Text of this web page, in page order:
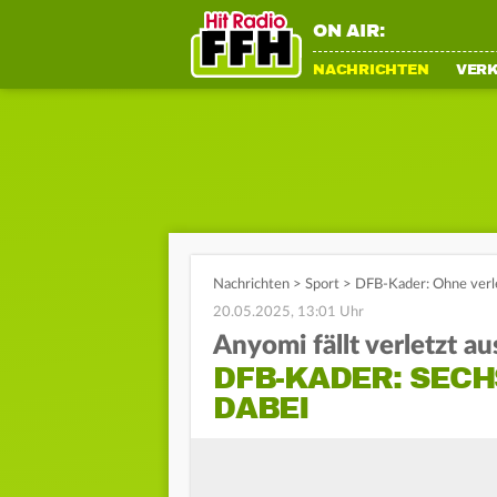
ON AIR:
NACHRICHTEN
Nachrichten > Sport > DFB-Kader: Ohne
20.05.2025, 13:01 Uhr
Anyomi fällt verletzt
DFB-KADER:
DABEI